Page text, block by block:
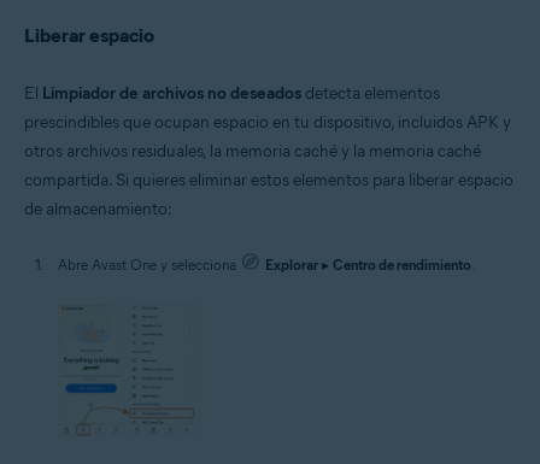
Liberar espacio
El Limpiador de archivos no deseados detecta elementos
prescindibles que ocupan espacio en tu dispositivo, incluidos APK y
otros archivos residuales, la memoria caché y la memoria caché
compartida. Si quieres eliminar estos elementos para liberar espacio
de almacenamiento:
Abre Avast One y selecciona Explorar ▸ Centro de rendimiento.